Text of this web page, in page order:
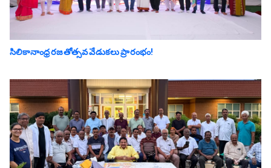
సిలికానాంధ్ర రజతోత్సవ వేడుకలు ప్రారంభం!